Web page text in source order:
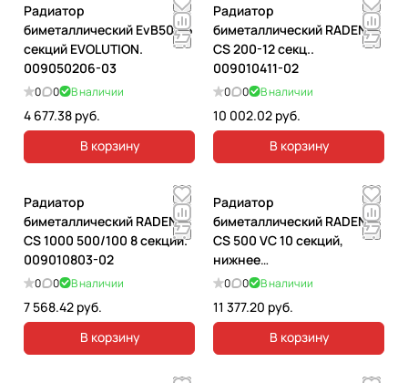
Радиатор
биметаллический EvВ500 6
секций EVOLUTION.
009050206-03
0 0 В наличии
4 677.38 руб.
В корзину
Радиатор
биметаллический RADENA
CS 200-12 секц..
009010411-02
0 0 В наличии
10 002.02 руб.
В корзину
Радиатор
биметаллический RADENA
CS 1000 500/100 8 секций.
009010803-02
0 0 В наличии
7 568.42 руб.
В корзину
Радиатор
биметаллический RADENA
CS 500 VC 10 секций,
нижнее
прав.подключение.
0 0 В наличии
11 377.20 руб.
В корзину